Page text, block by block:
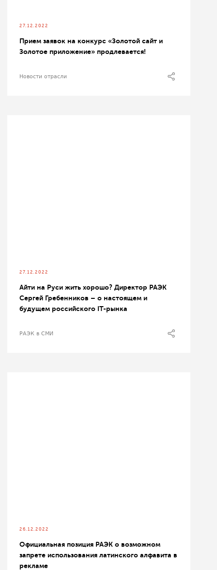
27.12.2022
Прием заявок на конкурс «Золотой сайт и
Золотое приложение» продлевается!
Новости отрасли
27.12.2022
Айти на Руси жить хорошо? Директор РАЭК
Сергей Гребенников – о настоящем и
будущем российского IT-рынка
РАЭК в СМИ
26.12.2022
Официальная позиция РАЭК о возможном
запрете использования латинского алфавита в
рекламе